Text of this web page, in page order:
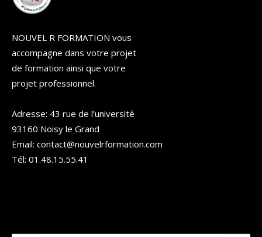
NOUVEL R FORMATION vous
accompagne dans votre projet
de formation ainsi que votre
projet professionnel.
Adresse: 43 rue de l’université
93160 Noisy le Grand
Email: contact@nouvelrformation.com
Tél: 01.48.15.55.41